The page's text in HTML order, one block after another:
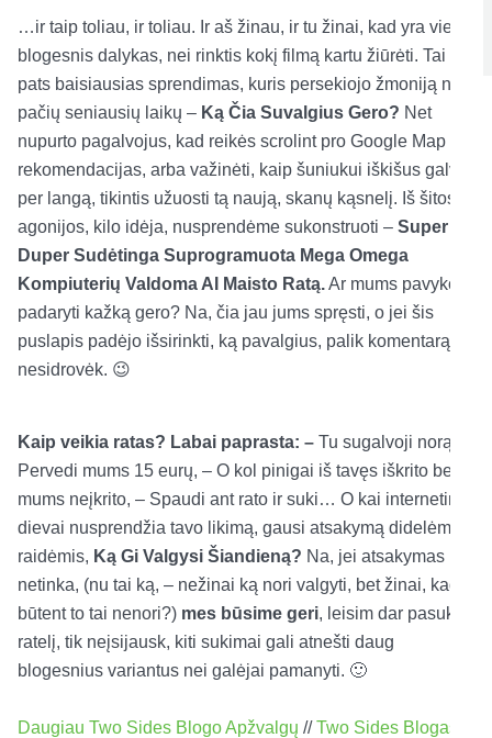
…ir taip toliau, ir toliau. Ir aš žinau, ir tu žinai, kad yra vienas
blogesnis dalykas, nei rinktis kokį filmą kartu žiūrėti. Tai yra
pats baisiausias sprendimas, kuris persekiojo žmoniją nuo
pačių seniausių laikų – Ką Čia Suvalgius Gero? Net
nupurto pagalvojus, kad reikės scrolint pro Google Map
rekomendacijas, arba važinėti, kaip šuniukui iškišus galvą
per langą, tikintis užuosti tą naują, skanų kąsnelį. Iš šitos
agonijos, kilo idėja, nusprendėme sukonstruoti –Super
Duper Sudėtinga Suprogramuota Mega Omega
Kompiuterių Valdoma AI Maisto Ratą.Ar mums pavyko
padaryti kažką gero? Na, čia jau jums spręsti, o jei šis
puslapis padėjo išsirinkti, ką pavalgius, palik komentarą,
nesidrovėk. 😉
Kaip veikia ratas? Labai paprasta: – Tu sugalvoji norą, –
Pervedi mums 15 eurų, – O kol pinigai iš tavęs iškrito bent
mums neįkrito, – Spaudi ant rato ir suki… O kai internetiniai
dievai nusprendžia tavo likimą, gausi atsakymą didelėmis
raidėmis, Ką Gi Valgysi Šiandieną? Na, jei atsakymas
netinka, (nu tai ką, – nežinai ką nori valgyti, bet žinai, kad
būtent to tai nenori?) mes būsime geri, leisim dar pasukt
ratelį, tik neįsijausk, kiti sukimai gali atnešti daug
blogesnius variantus nei galėjai pamanyti. 🙂
Daugiau Two Sides Blogo Apžvalgų//Two Sides Blogas